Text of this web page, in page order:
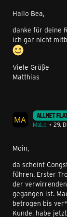
Hallo Bea,
danke für deine
ich gar nicht
Viele Grüße
Matthias
ALLNET
MaLo
29.
Moin,
da scheint
führen. Erster
der
gegangen ist.
betrogen bis
Kunde, habe